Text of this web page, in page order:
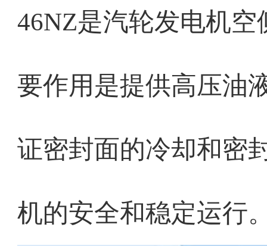
46NZ是汽轮发电机
要作用是提供高压油
证密封面的冷却和密
机的安全和稳定运行